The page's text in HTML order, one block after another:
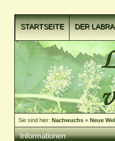
STARTSEITE DER
VIDEOCLIPS
Sie sind hier: Nachwuchs Neue
Informationen